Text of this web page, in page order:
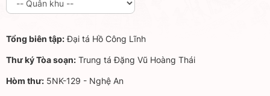
Tổng biên tập:Đại tá Hồ Công Lĩnh
Thư ký Tòa soạn: Trung tá Đặng Vũ Hoàng Thái
Hòm thư: 5NK-129 - Nghệ An